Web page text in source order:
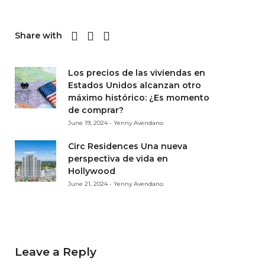
Share with
Los precios de las viviendas en
Estados Unidos alcanzan otro
máximo histórico: ¿Es momento
de comprar?
June 19, 2024 - Yenny Avendano
Circ Residences Una nueva
perspectiva de vida en
Hollywood
June 21, 2024 - Yenny Avendano
Leave a Reply